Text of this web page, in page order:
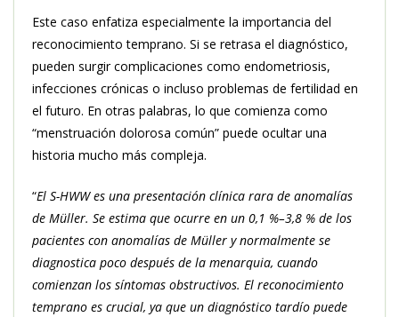
Este caso enfatiza especialmente la importancia del
reconocimiento temprano. Si se retrasa el diagnóstico,
pueden surgir complicaciones como endometriosis,
infecciones crónicas o incluso problemas de fertilidad en
el futuro. En otras palabras, lo que comienza como
“menstruación dolorosa común” puede ocultar una
historia mucho más compleja.
“El S-HWW es una presentación clínica rara de anomalías
de Müller. Se estima que ocurre en un 0,1 %–3,8 % de los
pacientes con anomalías de Müller y normalmente se
diagnostica poco después de la menarquia, cuando
comienzan los síntomas obstructivos. El reconocimiento
temprano es crucial, ya que un diagnóstico tardío puede